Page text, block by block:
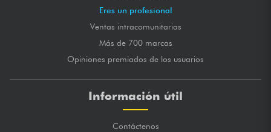
Eres un profesional
Ventas intracomunitarias
Más de 700 marcas
Opiniones premiados de los usuarios
Información útil
Contáctenos